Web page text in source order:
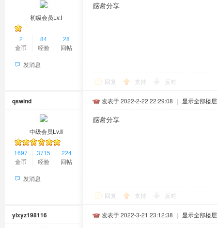
初级会员Lv.Ⅰ
2
金币
84
经验
28
回帖
发消息
感谢分享
回复 支持 反对
qswind
中级会员Lv.Ⅱ
1697
金币
3715
经验
224
回帖
发消息
发表于 2022-2-22 22:29:08 | 显示全部楼层
感谢分享
回复 支持 反对
ylxyz198116 发表于 2022-3-21 23:12:38 | 显示全部楼层